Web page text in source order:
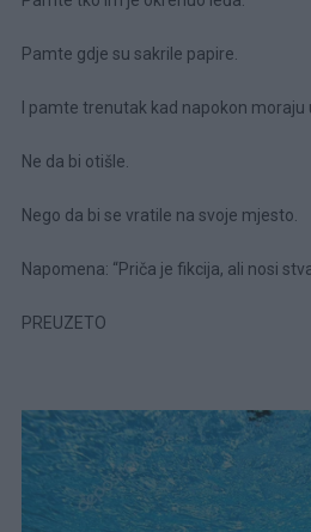
Pamte gdje su sakrile papire.
I pamte trenutak kad napokon moraju
Ne da bi otišle.
Nego da bi se vratile na svoje mjesto.
Napomena: “Priča je fikcija, ali nosi
PREUZETO